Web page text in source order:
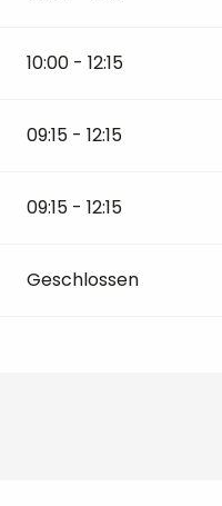
10:00 - 12:15
09:15 - 12:15
09:15 - 12:15
Geschlossen